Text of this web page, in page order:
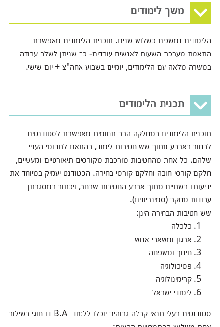
משך לימודים
הלימודים נמשכים כשלוש שנים. תוכנית הלימודים מאפשרת
התאמת מערכת השעות לאנשים עובדים- כך שניתן לשלב עבודה
במשרה מלאה עם הלימודים, יומיים בשבוע אחה"צ + יום שישי.
תכנית הלימודים
תוכנית הלימודים במחלקה הרב תחומית מאפשרת לסטודנטים
לבחור בארבע מתוך שש חטיבות לימוד, בהתאם לתחומי העניין
שלהם. כל אחת מהחטיבות מורכבת מקורסים תיאורטיים ומעשיים,
חלקם קורסי חובה וחלקם קורסי בחירה. הסטודנט יעמיק במיוחד את
ידיעותיו בשתיים מתוך ארבע החטיבות שבחר, ויכתוב במסגרתן
עבודות מחקר (סמינריונים).
שש חטיבות הבחירה הינן:
כלכלה
ארגון ומשאבי אנוש
חינוך ומשפחה
פסיכולוגיה
קרימינולוגיה
לימודי ישראל
סטודנטים בעלי תנאי קבלה גבוהים יוכלו ללמוד B.A דו חוגי בשילוב